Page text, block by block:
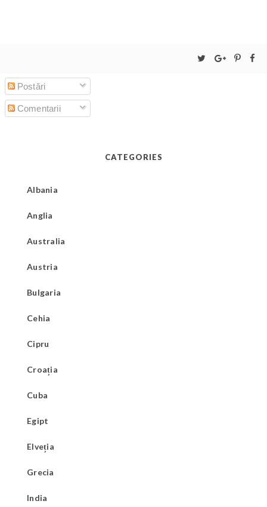
Postări
Comentarii
CATEGORIES
Albania
Anglia
Australia
Austria
Bulgaria
Cehia
Cipru
Croația
Cuba
Egipt
Elveția
Grecia
India